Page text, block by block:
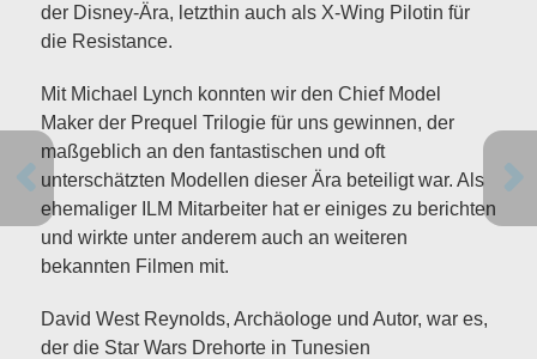
der Disney-Ära, letzthin auch als X-Wing Pilotin für
die Resistance.
Mit Michael Lynch konnten wir den Chief Model
Maker der Prequel Trilogie für uns gewinnen, der
maßgeblich an den fantastischen und oft
unterschätzten Modellen dieser Ära beteiligt war. Als
ehemaliger ILM Mitarbeiter hat er einiges zu berichten
und wirkte unter anderem auch an weiteren
bekannten Filmen mit.
David West Reynolds, Archäologe und Autor, war es,
der die Star Wars Drehorte in Tunesien